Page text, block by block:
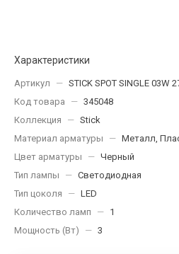
Характеристики
Артикул — STICK SPOT SINGLE 03W
Код товара
— 345048
Коллекция
— Stick
Материал арматуры
— Металл,
Цвет арматуры
— Черный
Тип лампы
— Светодиодная
Тип цоколя
— LED
Количество ламп
— 1
Мощность (Вт)
— 3